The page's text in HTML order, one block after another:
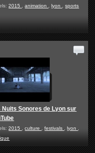
2015 ,animation ,lyon ,sports
Nuits Sonores de Lyon sur
2015 ,culture ,festivals ,lyon ,